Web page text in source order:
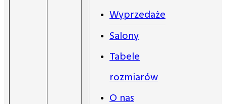
Wyprzedaże
Salony
Tabele
rozmiarów
O nas